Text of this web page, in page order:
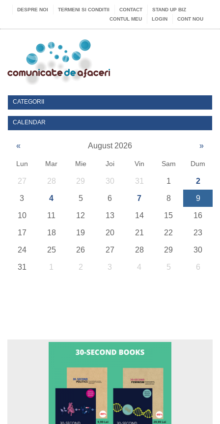
DESPRE NOI TERMENI SI CONDITII CONTACT
STAND UP BIZ
CONTUL MEU
LOGIN CONT NOU
CATEGORII
CALENDAR
« August 2026 »
Lun Mar Mie Joi Vin Sam Dum
27 28 29 30 31 1 2
3 4 5 6 7 8 9
10 11 12 13 14 15 16
17 18 19 20 21 22 23
24 25 26 27 28 29 30
31 1 2 3 4 5 6